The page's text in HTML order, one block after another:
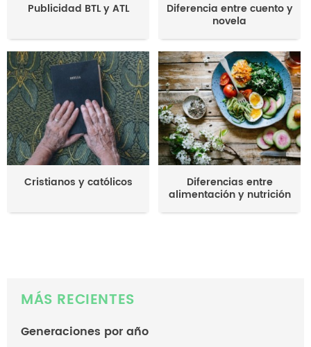
Publicidad BTL y ATL Diferencia entre cuento y
novela
Cristianos y católicos Diferencias entre
alimentación y nutrición
MÁS RECIENTES
Generaciones por año